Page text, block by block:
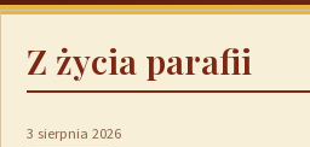
Z życia parafii
3 sierpnia 2026